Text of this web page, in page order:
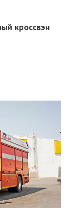
кроссвэн